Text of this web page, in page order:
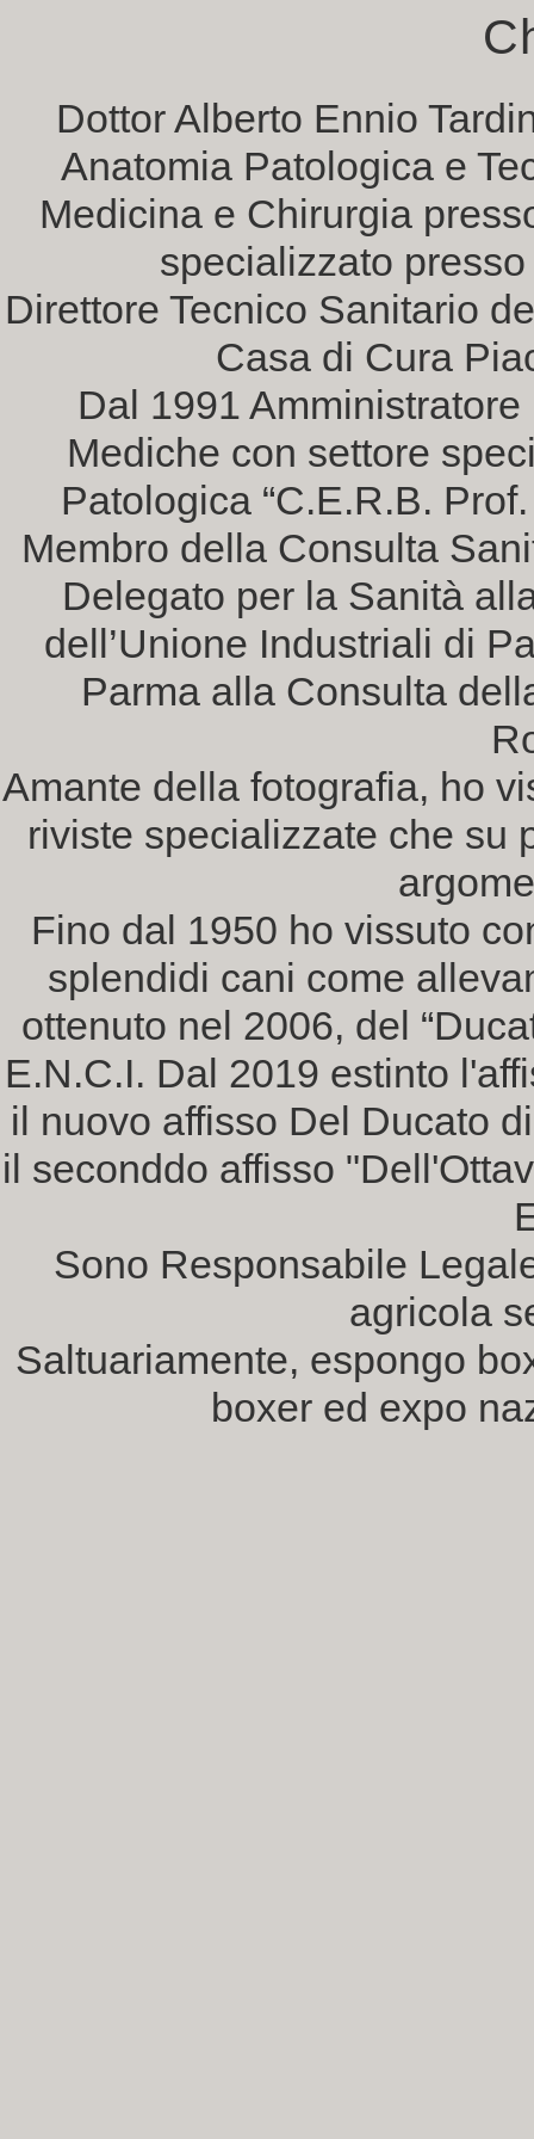
Dottor Alberto Ennio
Anatomia Patologica e
Medicina e Chirurgia
specializzato
Direttore Tecnico Sanitario
Casa di Cura
Dal 1991
Mediche con settore
Patologica “C.E.R.B.
Membro della Consulta
Delegato per la Sanità
dell’Unione Industriali di
Parma alla Consulta
Amante della fotografia, ho
riviste specializzate che su
Fino dal 1950 ho vissuto
splendidi cani come
ottenuto nel 2006, del
E.N.C.I. Dal 2019 estinto
il nuovo affisso Del Ducato
il seconddo affisso
Sono Responsabile
agricola
Saltuariamente, espongo
boxer ed expo